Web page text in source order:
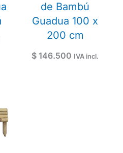
de Bambú
Guadua 100 x
200 cm
$ 146.500 IVA incl.